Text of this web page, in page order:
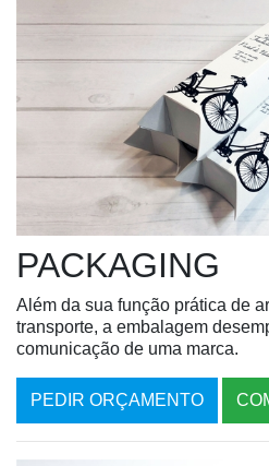
PACKAGING
Além da sua função prática de
transporte, a embalagem
comunicação de uma marca.
PEDIR ORÇAMENTO